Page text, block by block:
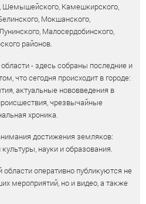
Шемышейского, Камешкирского,
Мокшанского,
Малосердобинского,
районов.
- здесь собраны последние и
что сегодня происходит в городе:
актуальные нововведения в
чрезвычайные
хроника.
достижения земляков:
науки и образования.
оперативно публикуются не
мероприятий, но и видео, а также